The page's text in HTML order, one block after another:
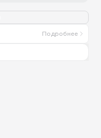
Подробнее